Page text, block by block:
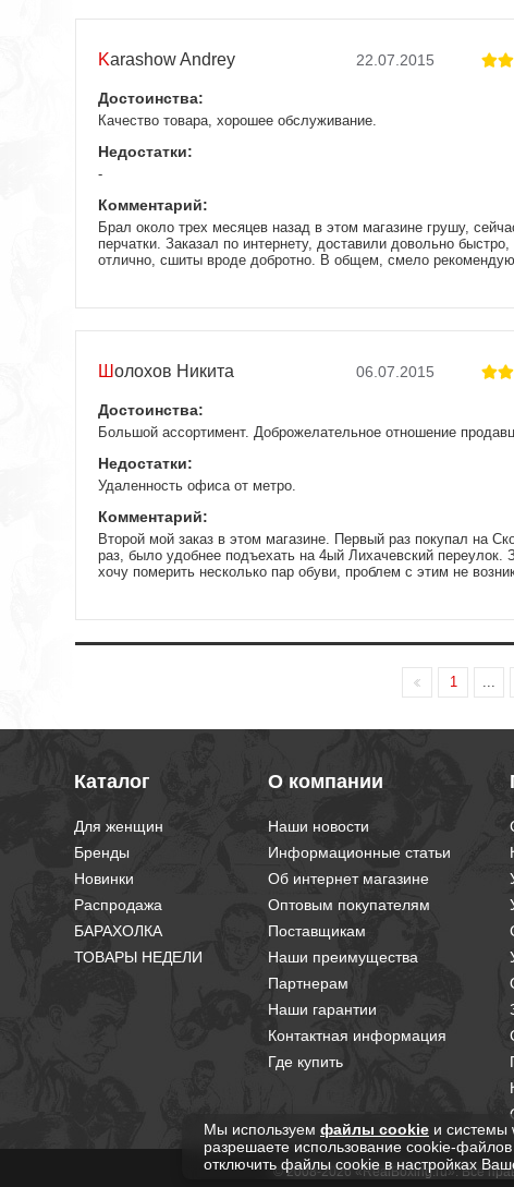
Karashow Andrey 22.07.2015
Достоинства:
Качество товара, хорошее обслуживание.
Недостатки:
-
Комментарий:
Брал около трех месяцев назад в этом магазине грушу,
перчатки. Заказал по интернету, доставили довольно
отлично, сшиты вроде добротно. В общем, смело
Шолохов Никита 06.07.2015
Достоинства:
Большой ассортимент. Доброжелательное отношение
Недостатки:
Удаленность офиса от метро.
Комментарий:
Второй мой заказ в этом магазине. Первый раз покупал на
раз, было удобнее подъехать на 4ый Лихачевский переулок.
хочу померить несколько пар обуви, проблем с этим не
ассортимент, все можно потрогать, померить, сравнить.
впарить. Из недостатков можно назвать удаленность офиса
1
Каталог
Для женщин
Бренды
Новинки
Распродажа
БАРАХОЛКА
ТОВАРЫ НЕДЕЛИ
О компании
Наши новости
Информационные статьи
Об интернет магазине
Оптовым покупателям
Поставщикам
Наши преимущества
Партнерам
Наши гарантии
Контактная информация
Где купить
© 2008-2026 «RealBoxing.ru». Все
Мы используем файлы cookie и системы
разрешаете использование cookie-
отключить файлы cookie в настройках